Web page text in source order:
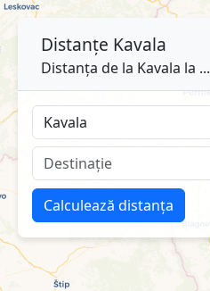
Distanțe Kavala
Distanța de la Kavala la ...
Calculează distanța